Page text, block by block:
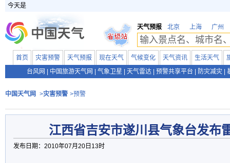
今天是
天气预报 北京 上海 广州
首页 灾害预警 天气预报 现在天气 气候变化 天气资讯 生活天气
台风网
中国旅游天气网 气象卫星 天气雷达 预警共享平台 防灾减灾
中国天气网 >灾害预警 >预警
江西省吉安市遂川县气象台发布
发布日期：2010年07月20日13时